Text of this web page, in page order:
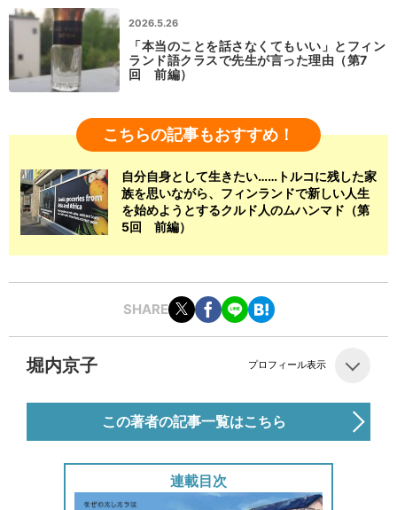
2026.5.26
「本当のことを話さなくてもいい」とフィン
ランド語クラスで先生が言った理由（第7
回 前編）
こちらの記事もおすすめ！
自分自身として生きたい……トルコに残した家
族を思いながら、フィンランドで新しい人生
を始めようとするクルド人のムハンマド（第
5回 前編）
SHARE
堀内京子 プロフィール表示
この著者の記事一覧はこちら
連載目次